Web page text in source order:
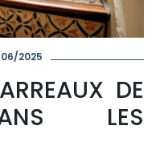
2025
DE
LES